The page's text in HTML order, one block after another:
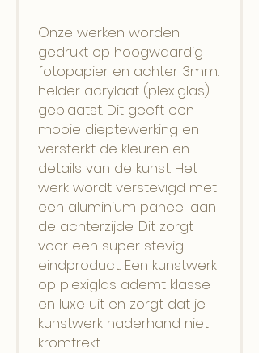
Onze werken worden
gedrukt op hoogwaardig
fotopapier en achter 3mm.
helder acrylaat (plexiglas)
geplaatst. Dit geeft een
mooie dieptewerking en
versterkt de kleuren en
details van de kunst. Het
werk wordt verstevigd met
een aluminium paneel aan
de achterzijde. Dit zorgt
voor een super stevig
eindproduct. Een kunstwerk
op plexiglas ademt klasse
en luxe uit en zorgt dat je
kunstwerk naderhand niet
kromtrekt.